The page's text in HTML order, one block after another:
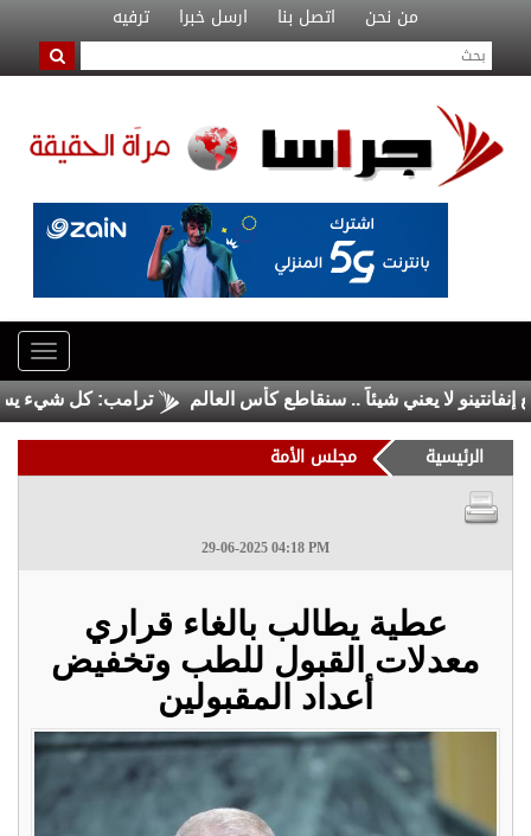
من نحن اتصل بنا ارسل خبرا ترفيه
لا يعني شيئاً .. سنقاطع كأس العالم ترامب: كل شيء يسير بشكل
الرئيسية مجلس الأمة
29-06-2025 04:18 PM
عطية يطالب بالغاء قراري
معدلات القبول للطب وتخفيض
أعداد المقبولين